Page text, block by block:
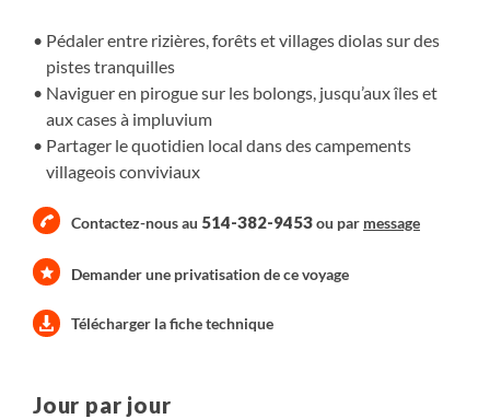
Pédaler entre rizières, forêts et villages diolas sur des
pistes tranquilles
Naviguer en pirogue sur les bolongs, jusqu’aux îles et
aux cases à impluvium
Partager le quotidien local dans des campements
villageois conviviaux
Contactez-nous au 514-382-9453ou par message
Demander une privatisation de ce voyage
Télécharger la fiche technique
Jour par jour